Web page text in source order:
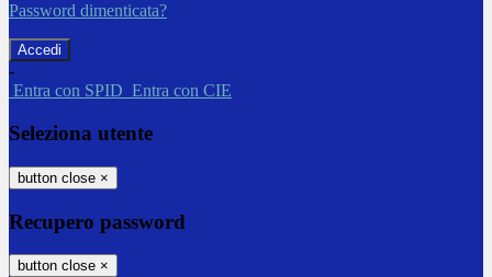
Password dimenticata?
-
Entra con SPID Entra con CIE
Seleziona utente
button close ×
Recupero password
button close ×